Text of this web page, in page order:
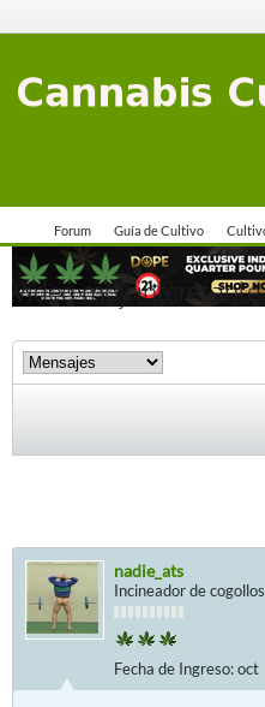
Forum Guía de Cultivo
Video muy
nadie_ats
Incineador de cogollos
Fecha de Ingreso:oct